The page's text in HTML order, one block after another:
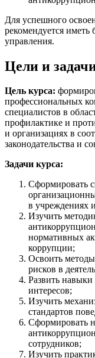
Для успешного
рекомендуется иметь
управления.
Цели и
Цель курса:
профессиональных
специалистов в
профилактике и
и организациях в
законодательства и
Задачи курса:
Сформировать
в учреждениях
Изучить
нормативных
коррупции;
Освоить
рисков в
Развить
интересов;
Изучить
стандартов
Сформировать
сотрудников;
Изучить